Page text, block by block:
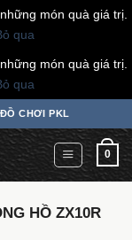
món quà giá trị.
qua
món quà giá trị.
qua
CHƠI PKL
0
HỒ ZX10R